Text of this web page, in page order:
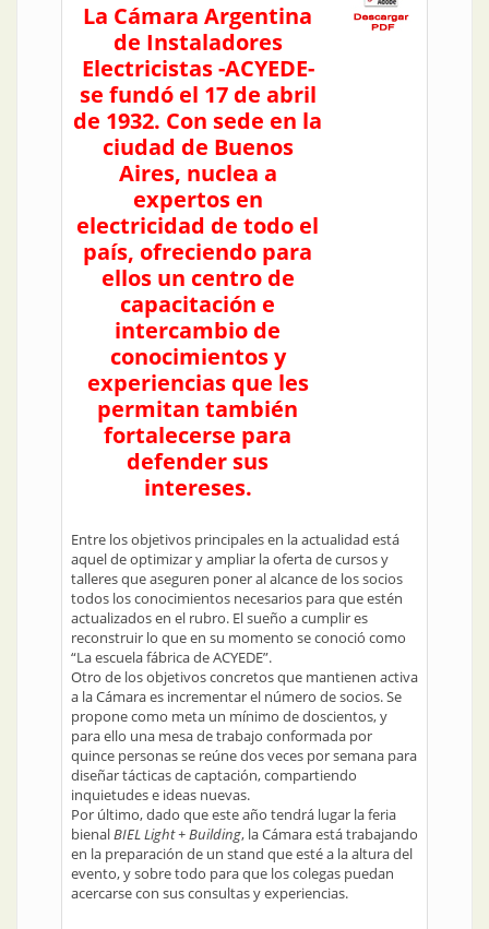
La Cámara Argentina
de Instaladores
Electricistas -ACYEDE-
se fundó el 17 de abril
de 1932. Con sede en la
ciudad de Buenos
Aires, nuclea a
expertos en
electricidad de todo el
país, ofreciendo para
ellos un centro de
capacitación e
intercambio de
conocimientos y
experiencias que les
permitan también
fortalecerse para
defender sus
intereses.
Entre los objetivos principales en la actualidad está
aquel de optimizar y ampliar la oferta de cursos y
talleres que aseguren poner al alcance de los socios
todos los conocimientos necesarios para que estén
actualizados en el rubro. El sueño a cumplir es
reconstruir lo que en su momento se conoció como
“La escuela fábrica de ACYEDE”.
Otro de los objetivos concretos que mantienen activa
a la Cámara es incrementar el número de socios. Se
propone como meta un mínimo de doscientos, y
para ello una mesa de trabajo conformada por
quince personas se reúne dos veces por semana para
diseñar tácticas de captación, compartiendo
inquietudes e ideas nuevas.
Por último, dado que este año tendrá lugar la feria
bienalBIEL Light + Building, la Cámara está trabajando
en la preparación de un stand que esté a la altura del
evento, y sobre todo para que los colegas puedan
acercarse con sus consultas y experiencias.